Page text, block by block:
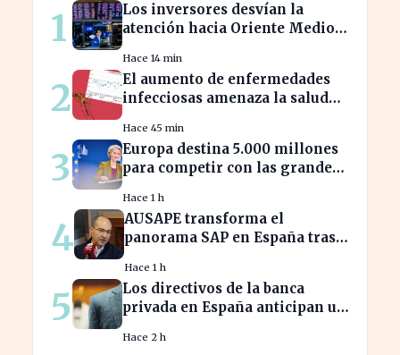
1
Los inversores desvían la
atención hacia Oriente Medio
desploma
Hace 14 min
2
El aumento de enfermedades
infecciosas amenaza la salud
Hace 45 min
3
Europa destina 5.000 millones
para competir con las grandes
Hace 1 h
4
AUSAPE transforma el
panorama SAP en España tras
Hace 1 h
5
Los directivos de la banca
privada en España anticipan un
beneficios
Hace 2 h